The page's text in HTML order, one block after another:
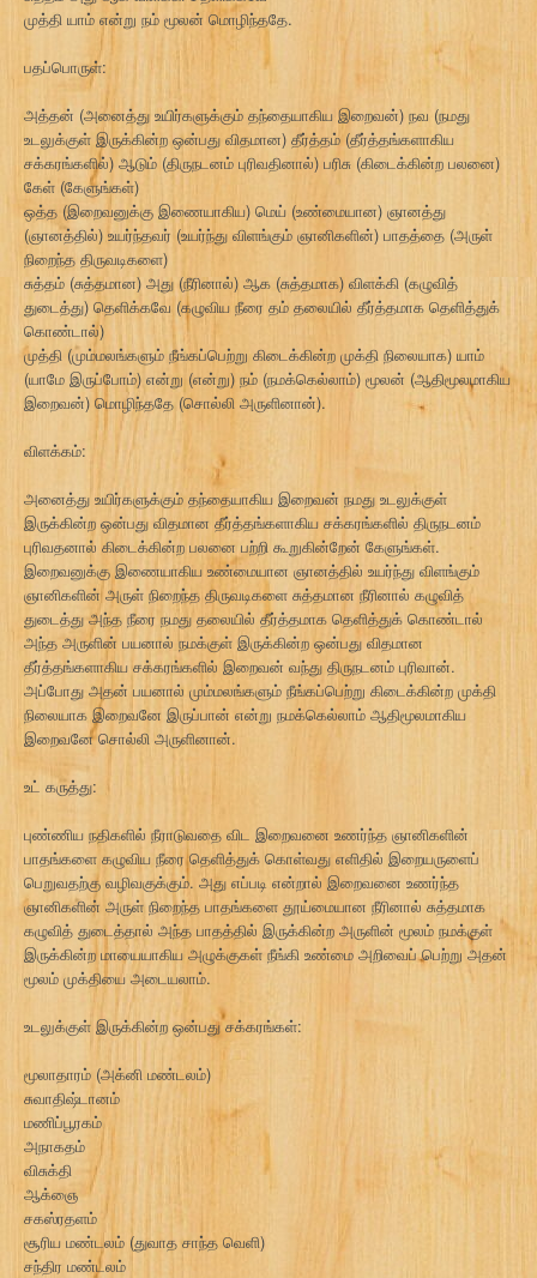
முத்தி யாம் என்று நம் மூலன் மொழிந்ததே.
பதப்பொருள்:
அத்தன் (அனைத்து உயிர்களுக்கும் தந்தையாகிய இறைவன்) நவ (நமது
உடலுக்குள் இருக்கின்ற ஒன்பது விதமான) தீர்த்தம் (தீர்த்தங்களாகிய
சக்கரங்களில்) ஆடும் (திருநடனம் புரிவதினால்) பரிசு (கிடைக்கின்ற பலனை)
கேள் (கேளுங்கள்)
ஒத்த (இறைவனுக்கு இணையாகிய) மெய் (உண்மையான) ஞானத்து
(ஞானத்தில்) உயர்ந்தவர் (உயர்ந்து விளங்கும் ஞானிகளின்) பாதத்தை (அருள்
நிறைந்த திருவடிகளை)
சுத்தம் (சுத்தமான) அது (நீரினால்) ஆக (சுத்தமாக) விளக்கி (கழுவித்
துடைத்து) தெளிக்கவே (கழுவிய நீரை தம் தலையில் தீர்த்தமாக தெளித்துக்
கொண்டால்)
முத்தி (மும்மலங்களும் நீங்கப்பெற்று கிடைக்கின்ற முக்தி நிலையாக) யாம்
(யாமே இருப்போம்) என்று (என்று) நம் (நமக்கெல்லாம்) மூலன் (ஆதிமூலமாகிய
இறைவன்) மொழிந்ததே (சொல்லி அருளினான்).
விளக்கம்:
அனைத்து உயிர்களுக்கும் தந்தையாகிய இறைவன் நமது உடலுக்குள்
இருக்கின்ற ஒன்பது விதமான தீர்த்தங்களாகிய சக்கரங்களில் திருநடனம்
புரிவதனால் கிடைக்கின்ற பலனை பற்றி கூறுகின்றேன் கேளுங்கள்.
இறைவனுக்கு இணையாகிய உண்மையான ஞானத்தில் உயர்ந்து விளங்கும்
ஞானிகளின் அருள் நிறைந்த திருவடிகளை சுத்தமான நீரினால் கழுவித்
துடைத்து அந்த நீரை நமது தலையில் தீர்த்தமாக தெளித்துக் கொண்டால்
அந்த அருளின் பயனால் நமக்குள் இருக்கின்ற ஒன்பது விதமான
தீர்த்தங்களாகிய சக்கரங்களில் இறைவன் வந்து திருநடனம் புரிவான்.
அப்போது அதன் பயனால் மும்மலங்களும் நீங்கப்பெற்று கிடைக்கின்ற முக்தி
நிலையாக இறைவனே இருப்பான் என்று நமக்கெல்லாம் ஆதிமூலமாகிய
இறைவனே சொல்லி அருளினான்.
உட் கருத்து:
புண்ணிய நதிகளில் நீராடுவதை விட இறைவனை உணர்ந்த ஞானிகளின்
பாதங்களை கழுவிய நீரை தெளித்துக் கொள்வது எளிதில் இறையருளைப்
பெறுவதற்கு வழிவகுக்கும். அது எப்படி என்றால் இறைவனை உணர்ந்த
ஞானிகளின் அருள் நிறைந்த பாதங்களை தூய்மையான நீரினால் சுத்தமாக
கழுவித் துடைத்தால் அந்த பாதத்தில் இருக்கின்ற அருளின் மூலம் நமக்குள்
இருக்கின்ற மாயையாகிய அழுக்குகள் நீங்கி உண்மை அறிவைப் பெற்று அதன்
மூலம் முக்தியை அடையலாம்.
உடலுக்குள் இருக்கின்ற ஒன்பது சக்கரங்கள்:
மூலாதாரம் (அக்னி மண்டலம்)
சுவாதிஷ்டானம்
மணிப்பூரகம்
அநாகதம்
விசுக்தி
ஆக்ஞை
சகஸ்ரதளம்
சூரிய மண்டலம் (துவாத சாந்த வெளி)
சந்திர மண்டலம்